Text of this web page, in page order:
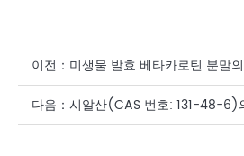
이전： 미생물 발효 베타카로틴 분말
다음： 시알산(CAS 번호: 131-48-6)